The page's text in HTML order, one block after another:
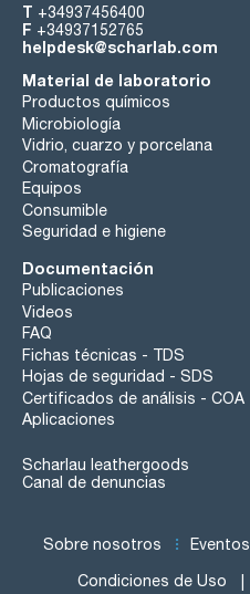
T +34937456400
F +34937152765
helpdesk@scharlab.com
Material de laboratorio
Productos químicos
Microbiología
Vidrio, cuarzo y porcelana
Cromatografía
Equipos
Consumible
Seguridad e higiene
Documentación
Publicaciones
Videos
FAQ
Fichas técnicas - TDS
Hojas de seguridad - SDS
Certificados de análisis - COA
Aplicaciones
Scharlau leathergoods
Canal de denuncias
Sobre nosotros Eventos
Condiciones de Uso